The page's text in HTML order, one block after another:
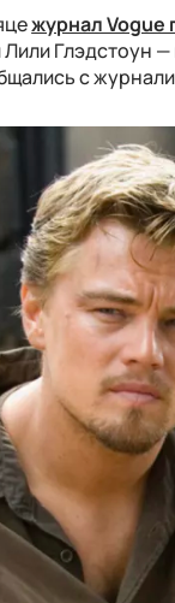
журнал Vogue
Глэдстоун
с